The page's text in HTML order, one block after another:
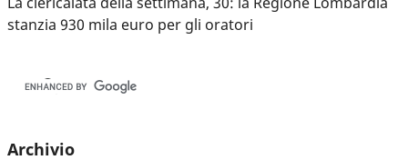
stanzia 930 mila euro per gli oratori
Archivio